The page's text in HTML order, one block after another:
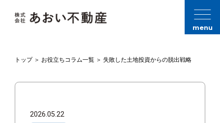
menu
トップ＞ お役立ちコラム一覧＞ 失敗した土地投資からの脱出戦略
2026.05.22